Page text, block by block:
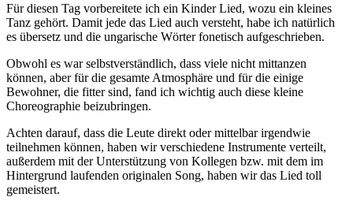
Für diesen Tag vorbereitete ich ein Kinder Lied, wozu ein kleines
Tanz gehört. Damit jede das Lied auch versteht, habe ich natürlich
es übersetz und die ungarische Wörter fonetisch aufgeschrieben.
Obwohl es war selbstverständlich, dass viele nicht mittanzen
können, aber für die gesamte Atmosphäre und für die einige
Bewohner, die fitter sind, fand ich wichtig auch diese kleine
Choreographie beizubringen.
Achten darauf, dass die Leute direkt oder mittelbar irgendwie
teilnehmen können, haben wir verschiedene Instrumente verteilt,
außerdem mit der Unterstützung von Kollegen bzw. mit dem im
Hintergrund laufenden originalen Song, haben wir das Lied toll
gemeistert.